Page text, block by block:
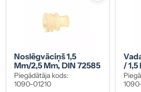
Noslēgvāciņš 1,5
Mm/2,5 Mm, DIN 72585
Piegādātāja kods:
1090-01210
/